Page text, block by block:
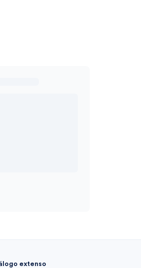
extenso